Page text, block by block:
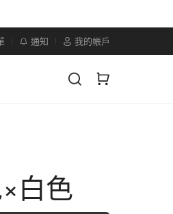
通知 我的帳戶
白色